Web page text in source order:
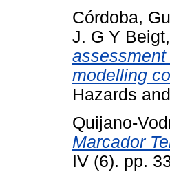
Córdoba,
J. G Y
modelling
Hazards
Quijano-
Marcador
IV (6). pp.